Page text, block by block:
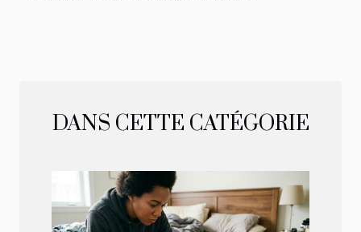
DANS CETTE CATÉGORIE